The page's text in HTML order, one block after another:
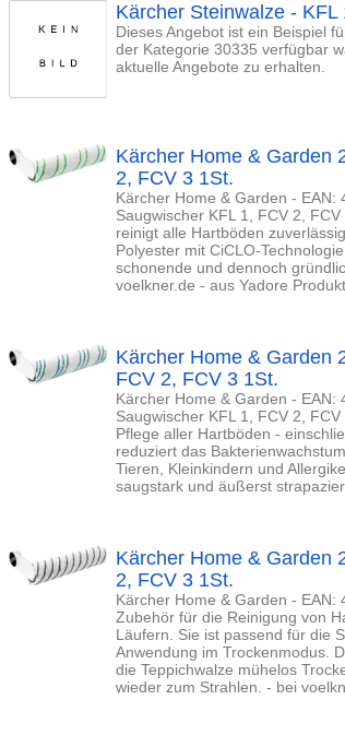
Kärcher Steinwalze -
Dieses Angebot ist ein Beispiel
der Kategorie 30335 verfügbar
aktuelle Angebote zu erhalten.
Kärcher Home & Garden
2, FCV 3 1St.
Kärcher Home & Garden - EAN:
Saugwischer KFL 1, FCV 2,
reinigt alle Hartböden
Polyester mit CiCLO-
schonende und dennoch
voelkner.de - aus Yadore
Kärcher Home & Garden
FCV 2, FCV 3 1St.
Kärcher Home & Garden - EAN:
Saugwischer KFL 1, FCV 2,
Pflege aller Hartböden -
reduziert das
Tieren, Kleinkindern und
saugstark und äußerst
Kärcher Home & Garden
2, FCV 3 1St.
Kärcher Home & Garden - EAN:
Zubehör für die Reinigung von
Läufern. Sie ist passend für die
Anwendung im Trockenmodus.
die Teppichwalze mühelos
wieder zum Strahlen. - bei